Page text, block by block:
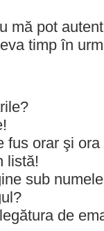
mă pot
timp în
fus orar şi
listă!
sub
de